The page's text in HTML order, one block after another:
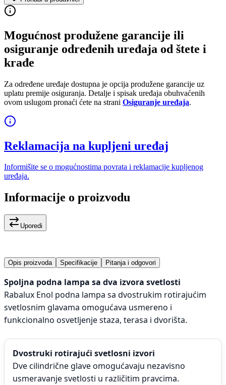
Mogućnost produžene garancije ili
osiguranje određenih uređaja od štete i
krađe
Za određene uređaje dostupna je opcija produžene garancije uz
uplatu premije osiguranja. Detalje i spisak uređaja obuhvaćenih
ovom uslugom pronaći ćete na strani Osiguranje uređaja.
Reklamacija na kupljeni uređaj
Informišite se o mogućnostima povrata i reklamacije kupljenog
uređaja.
Informacije o proizvodu
Uporedi
Opis proizvoda Specifikacije Pitanja i odgovori
Spoljna podna lampa sa dva izvora svetlosti
Rabalux Enol podna lampa sa dvostrukim rotirajućim
svetlosnim glavama omogućava usmereno i
funkcionalno osvetljenje staza, terasa i dvorišta.
Dvostruki rotirajući svetlosni izvori
Dve cilindrične glave omogućavaju nezavisno
usmeravanje svetlosti u različitim pravcima.